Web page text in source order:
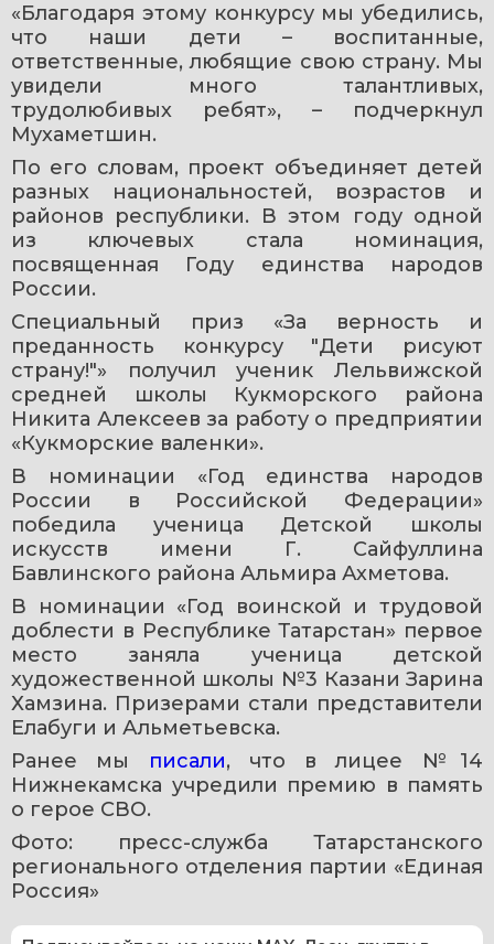
«Благодаря этому конкурсу мы убедились,
что наши дети – воспитанные,
ответственные, любящие свою страну. Мы
увидели много талантливых,
трудолюбивых ребят», – подчеркнул
Мухаметшин.
По его словам, проект объединяет детей
разных национальностей, возрастов и
районов республики. В этом году одной
из ключевых стала номинация,
посвященная Году единства народов
России.
Специальный приз «За верность и
преданность конкурсу "Дети рисуют
страну!"» получил ученик Лельвижской
средней школы Кукморского района
Никита Алексеев за работу о предприятии
«Кукморские валенки».
В номинации «Год единства народов
России в Российской Федерации»
победила ученица Детской школы
искусств имени Г. Сайфуллина
Бавлинского района Альмира Ахметова.
В номинации «Год воинской и трудовой
доблести в Республике Татарстан» первое
место заняла ученица детской
художественной школы №3 Казани Зарина
Хамзина. Призерами стали представители
Елабуги и Альметьевска.
Ранее мы
писали, что в лицее №14
Нижнекамска учредили премию в память
о герое СВО.
Фото: пресс-служба Татарстанского
регионального отделения партии «Единая
Россия»